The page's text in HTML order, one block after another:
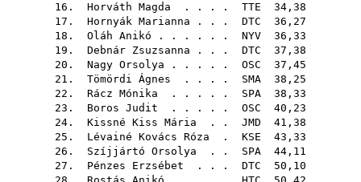
16. Horváth Magda . . . . TTE 34,38
17. Hornyák Marianna . . . DTC 36,27
18. Oláh Anikó . . . . . . NYV 36,33
19. Debnár Zsuzsanna . . . DTC 37,38
20. Nagy Orsolya . . . . . OSC 37,45
21. Tömördi Ágnes . . . . SMA 38,25
22. Rácz Mónika . . . . . SPA 38,33
23. Boros Judit . . . . . OSC 40,23
24. Kissné Kiss Mária . . JMD 41,38
25. Lévainé Kovács Róza . KSE 43,33
26. Szíjjártó Orsolya . . SPA 44,11
27. Pénzes Erzsébet . . . DTC 50,10